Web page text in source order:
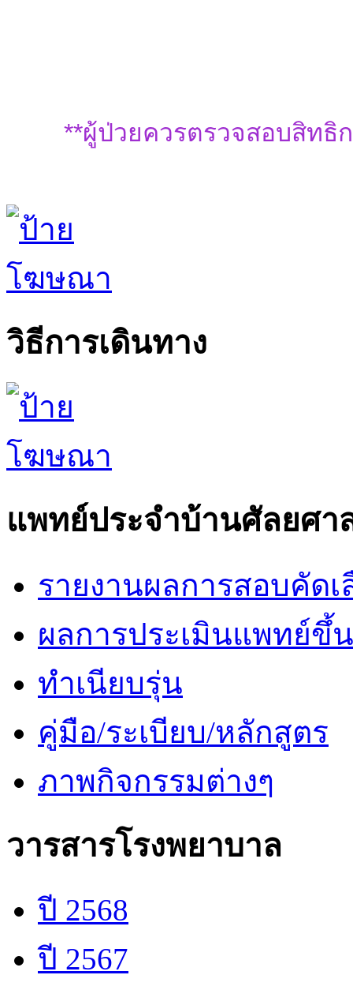
**ผู้ป่วยควรตรวจสอบสิทธิ
วิธีการเดินทาง
แพทย์ประจำบ้านศัลยศา
รายงานผลการสอบคัดเ
ผลการประเมินแพทย์ขึ้
ทำเนียบรุ่น
คู่มือ/ระเบียบ/หลักสูตร
ภาพกิจกรรมต่างๆ
วารสารโรงพยาบาล
ปี 2568
ปี 2567